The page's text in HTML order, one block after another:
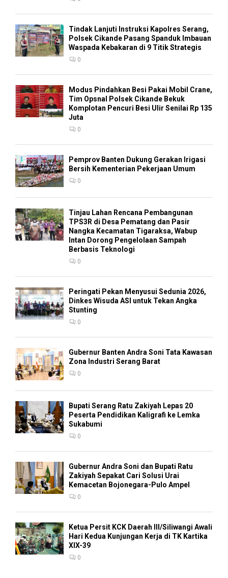
Tindak Lanjuti Instruksi Kapolres Serang,
Polsek Cikande Pasang Spanduk Imbauan
Waspada Kebakaran di 9 Titik Strategis
0
Modus Pindahkan Besi Pakai Mobil Crane,
Tim Opsnal Polsek Cikande Bekuk
Komplotan Pencuri Besi Ulir Senilai Rp 135
Juta
0
Pemprov Banten Dukung Gerakan Irigasi
Bersih Kementerian Pekerjaan Umum
0
Tinjau Lahan Rencana Pembangunan
TPS3R di Desa Pematang dan Pasir
Nangka Kecamatan Tigaraksa, Wabup
Intan Dorong Pengelolaan Sampah
Berbasis Teknologi
0
Peringati Pekan Menyusui Sedunia 2026,
Dinkes Wisuda ASI untuk Tekan Angka
Stunting
0
Gubernur Banten Andra Soni Tata Kawasan
Zona Industri Serang Barat
0
Bupati Serang Ratu Zakiyah Lepas 20
Peserta Pendidikan Kaligrafi ke Lemka
Sukabumi
0
Gubernur Andra Soni dan Bupati Ratu
Zakiyah Sepakat Cari Solusi Urai
Kemacetan Bojonegara-Pulo Ampel
0
Ketua Persit KCK Daerah III/Siliwangi Awali
Hari Kedua Kunjungan Kerja di TK Kartika
XIX-39
0